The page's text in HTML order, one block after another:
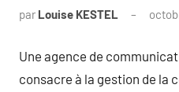
par Louise KESTEL
Une agence de
consacre à la gestion de la